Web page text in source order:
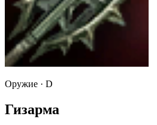
Оружие · D
Гизарма